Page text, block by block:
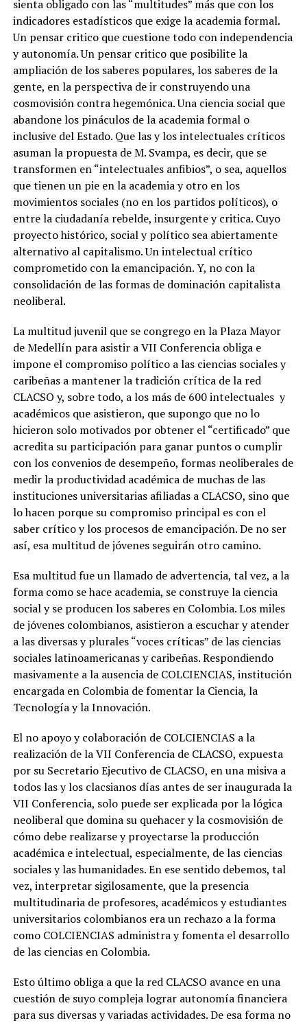
sienta obligado con las “multitudes” más que con los
indicadores estadísticos que exige la academia formal.
Un pensar critico que cuestione todo con independencia
y autonomía. Un pensar critico que posibilite la
ampliación de los saberes populares, los saberes de la
gente, en la perspectiva de ir construyendo una
cosmovisión contra hegemónica. Una ciencia social que
abandone los pináculos de la academia formal o
inclusive del Estado. Que las y los intelectuales críticos
asuman la propuesta de M. Svampa, es decir, que se
transformen en “intelectuales anfibios”, o sea, aquellos
que tienen un pie en la academia y otro en los
movimientos sociales (no en los partidos políticos), o
entre la ciudadanía rebelde, insurgente y critica. Cuyo
proyecto histórico, social y político sea abiertamente
alternativo al capitalismo. Un intelectual crítico
comprometido con la emancipación. Y, no con la
consolidación de las formas de dominación capitalista
neoliberal.
La multitud juvenil que se congrego en la Plaza Mayor
de Medellín para asistir a VII Conferencia obliga e
impone el compromiso político a las ciencias sociales y
caribeñas a mantener la tradición crítica de la red
CLACSO y, sobre todo, a los más de 600 intelectuales y
académicos que asistieron, que supongo que no lo
hicieron solo motivados por obtener el “certificado” que
acredita su participación para ganar puntos o cumplir
con los convenios de desempeño, formas neoliberales de
medir la productividad académica de muchas de las
instituciones universitarias afiliadas a CLACSO, sino que
lo hacen porque su compromiso principal es con el
saber crítico y los procesos de emancipación. De no ser
así, esa multitud de jóvenes seguirán otro camino.
Esa multitud fue un llamado de advertencia, tal vez, a la
forma como se hace academia, se construye la ciencia
social y se producen los saberes en Colombia. Los miles
de jóvenes colombianos, asistieron a escuchar y atender
a las diversas y plurales “voces críticas” de las ciencias
sociales latinoamericanas y caribeñas. Respondiendo
masivamente a la ausencia de COLCIENCIAS, institución
encargada en Colombia de fomentar la Ciencia, la
Tecnología y la Innovación.
El no apoyo y colaboración de COLCIENCIAS a la
realización de la VII Conferencia de CLACSO, expuesta
por su Secretario Ejecutivo de CLACSO, en una misiva a
todos las y los clacsianos días antes de ser inaugurada la
VII Conferencia, solo puede ser explicada por la lógica
neoliberal que domina su quehacer y la cosmovisión de
cómo debe realizarse y proyectarse la producción
académica e intelectual, especialmente, de las ciencias
sociales y las humanidades. En ese sentido debemos, tal
vez, interpretar sigilosamente, que la presencia
multitudinaria de profesores, académicos y estudiantes
universitarios colombianos era un rechazo a la forma
como COLCIENCIAS administra y fomenta el desarrollo
de las ciencias en Colombia.
Esto último obliga a que la red CLACSO avance en una
cuestión de suyo compleja lograr autonomía financiera
para sus diversas y variadas actividades. De esa forma no